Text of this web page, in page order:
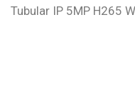
Tubular IP 5MP H265